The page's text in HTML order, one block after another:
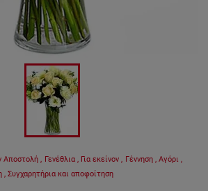
Αποστολή , Γενέθλια , Για εκείνον , Γέννηση , Αγόρι ,
, Συγχαρητήρια και αποφοίτηση